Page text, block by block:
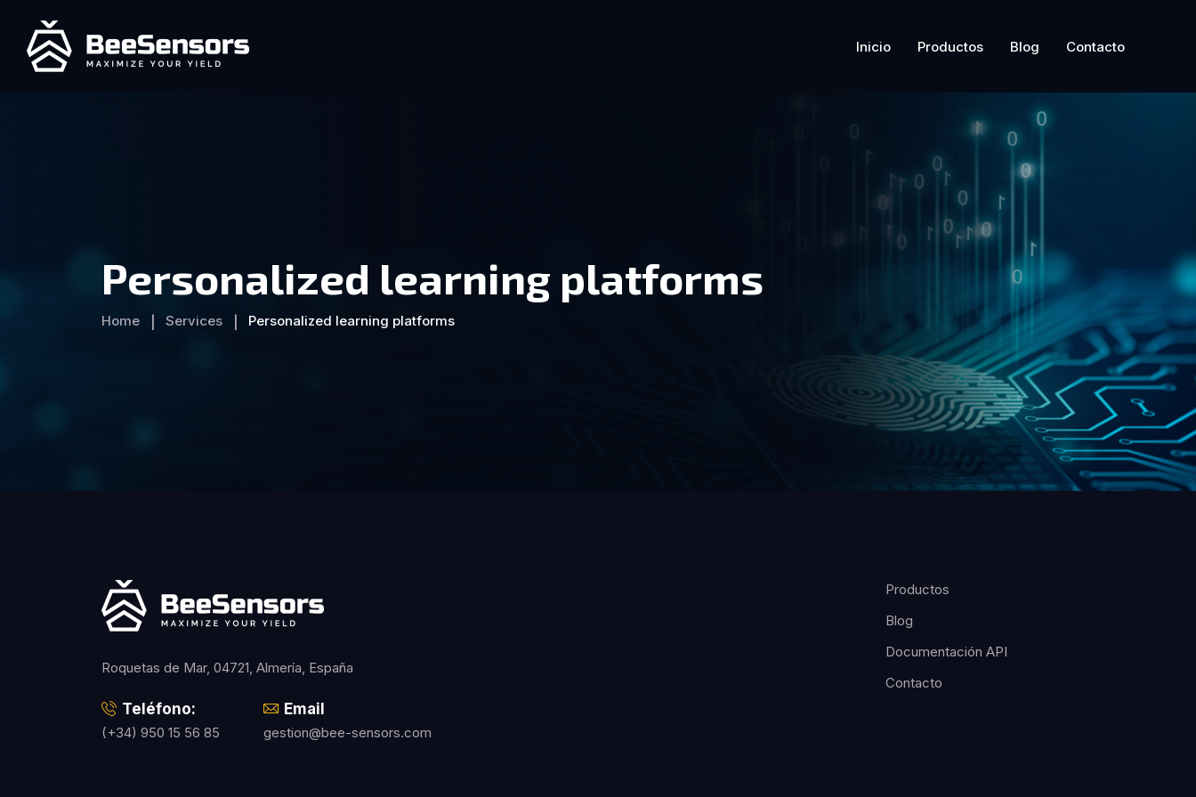
Inicio Productos Blog Contacto
Personalized learning platforms
Home Services Personalized learning platforms
Roquetas de Mar, 04721, Almería, España
Teléfono:
(+34) 950 15 56 85
Email
gestion@bee-sensors.com
Productos
Blog
Documentación API
Contacto